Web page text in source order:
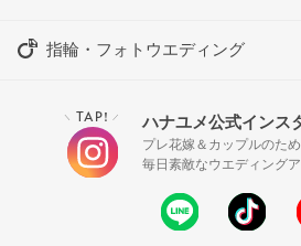
指輪・フォトウエディング
＼ TAP! ／ ハナユメ公式インス
プレ花嫁＆カップルのた
毎日素敵なウエディング